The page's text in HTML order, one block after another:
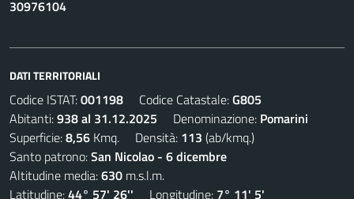
30976104
DATI TERRITORIALI
Codice ISTAT:001198 Codice Catastale:G805
Abitanti:938 al 31.12.2025 Denominazione: Pomarini
Superficie:8,56 Kmq. Densità: 113 (ab/kmq.)
Santo patrono:San Nicolao - 6 dicembre
Altitudine media:630 m.s.l.m.
Latitudine:44° 57' 26'' Longitudine: 7° 11' 5'